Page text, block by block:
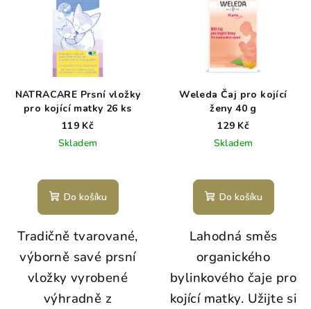
NATRACARE Prsní vložky
pro kojící matky 26 ks
119 Kč
Skladem
Do košíku
Tradičně tvarované,
výborně savé prsní
vložky vyrobené
výhradně z
Weleda Čaj pro kojící
ženy 40 g
129 Kč
Skladem
Do košíku
Lahodná směs
organického
bylinkového čaje pro
kojící matky. Užijte si